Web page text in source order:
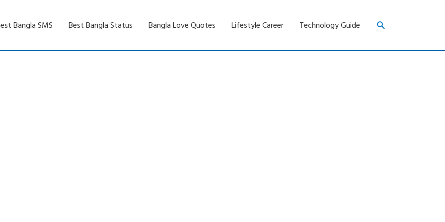
Bangla SMS Best Bangla Status Bangla Love Quotes Lifestyle Career Technology Guide Search